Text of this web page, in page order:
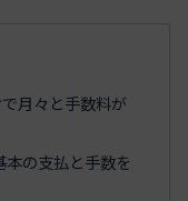
月々と手数料が
本の支払と手数を